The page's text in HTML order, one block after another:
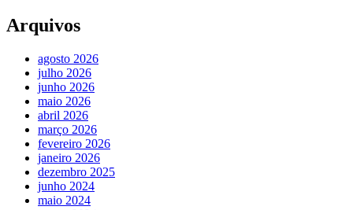
Arquivos
agosto 2026
julho 2026
junho 2026
maio 2026
abril 2026
março 2026
fevereiro 2026
janeiro 2026
dezembro 2025
junho 2024
maio 2024